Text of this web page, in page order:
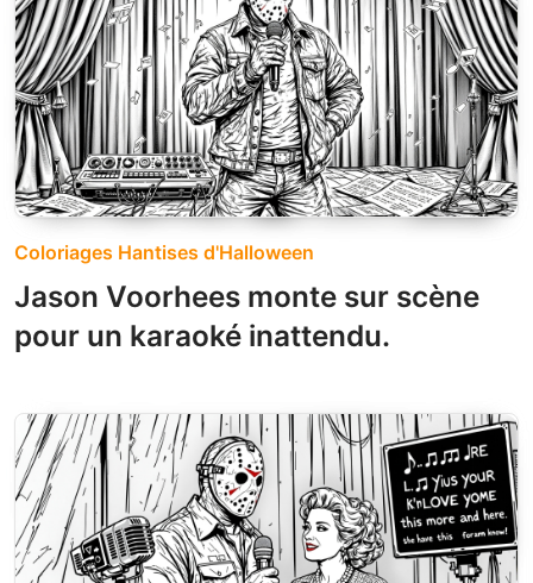
Coloriages Hantises d'Halloween
Jason Voorhees monte sur scène
pour un karaoké inattendu.